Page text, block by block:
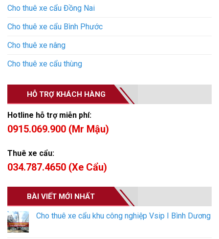
Cho thuê xe cẩu Đồng Nai
Cho thuê xe cẩu Bình Phước
Cho thuê xe nâng
Cho thuê xe cẩu thùng
HỖ TRỢ KHÁCH HÀNG
Hotline hỗ trợ miễn phí:
0915.069.900 (Mr Mậu)
Thuê xe cẩu:
034.787.4650 (Xe Cẩu)
BÀI VIẾT MỚI NHẤT
Cho thuê xe cẩu khu công nghiệp Vsip I Bình Dương